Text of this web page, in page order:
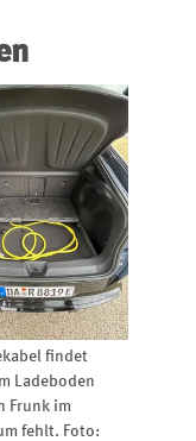
findet
Ladeboden
Frunk im
fehlt. Foto: